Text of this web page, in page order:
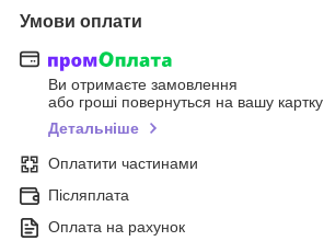
Умови оплати
Ви отримаєте замовлення
або гроші повернуться на вашу картку
Детальніше
Оплатити частинами
Післяплата
Оплата на рахунок